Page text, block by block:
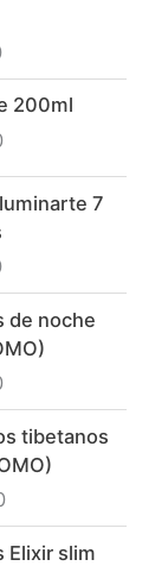
200ml
7
de noche
tibetanos
Elixir slim